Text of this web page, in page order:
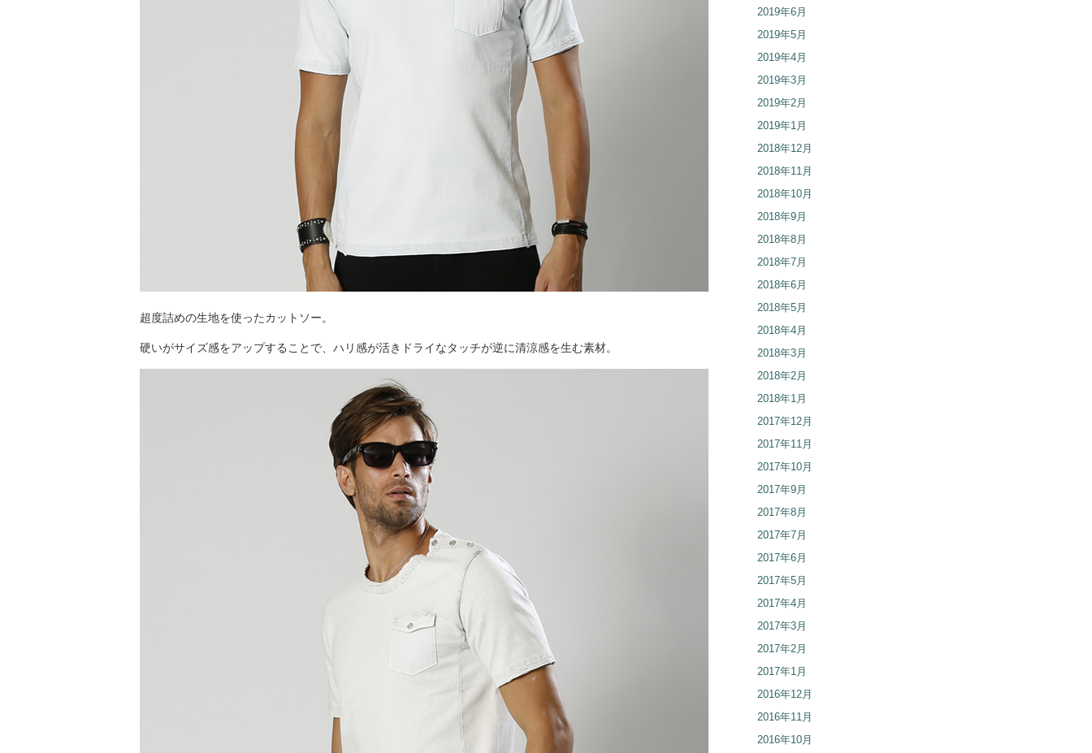
超度詰めの生地を使ったカットソー。
硬いがサイズ感をアップすることで、ハリ感が活きドライなタッチが逆に清涼感を生む素材。
2019年6月
2019年5月
2019年4月
2019年3月
2019年2月
2019年1月
2018年12月
2018年11月
2018年10月
2018年9月
2018年8月
2018年7月
2018年6月
2018年5月
2018年4月
2018年3月
2018年2月
2018年1月
2017年12月
2017年11月
2017年10月
2017年9月
2017年8月
2017年7月
2017年6月
2017年5月
2017年4月
2017年3月
2017年2月
2017年1月
2016年12月
2016年11月
2016年10月